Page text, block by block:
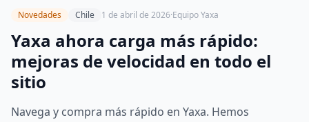
Novedades Chile 1 de abril de 2026·Equipo Yaxa
Yaxa ahora carga más rápido:
mejoras de velocidad en todo el
sitio
Navega y compra más rápido en Yaxa. Hemos